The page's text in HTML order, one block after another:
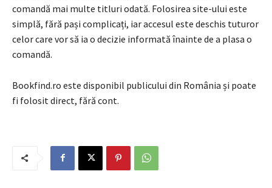
comandă mai multe titluri odată. Folosirea site-ului este
simplă, fără pași complicați, iar accesul este deschis tuturor
celor care vor să ia o decizie informată înainte de a plasa o
comandă.
Bookfind.ro este disponibil publicului din România și poate
fi folosit direct, fără cont.